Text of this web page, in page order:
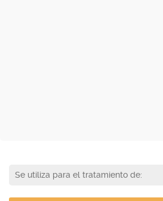
Se utiliza para el tratamiento de: